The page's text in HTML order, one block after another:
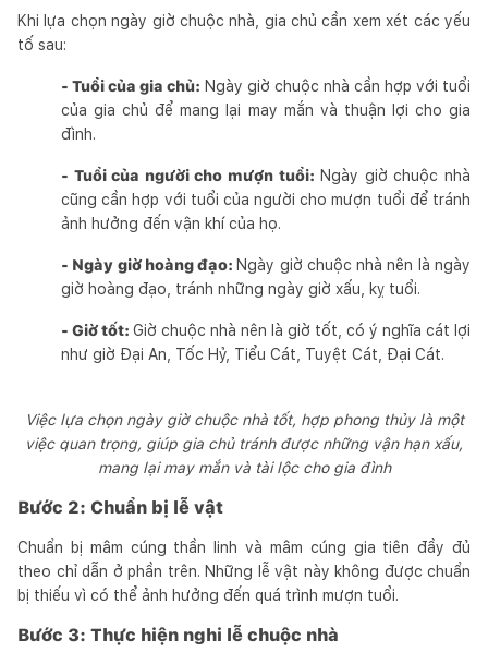
Khi lựa chọn ngày giờ chuộc nhà, gia chủ cần xem xét các yếu
tố sau:
- Tuổi của gia chủ: Ngày giờ chuộc nhà cần hợp với tuổi
của gia chủ để mang lại may mắn và thuận lợi cho gia
đình.
- Tuổi của người cho mượn tuổi: Ngày giờ chuộc nhà
cũng cần hợp với tuổi của người cho mượn tuổi để tránh
ảnh hưởng đến vận khí của họ.
- Ngày giờ hoàng đạo: Ngày giờ chuộc nhà nên là ngày
giờ hoàng đạo, tránh những ngày giờ xấu, kỵ tuổi.
- Giờ tốt: Giờ chuộc nhà nên là giờ tốt, có ý nghĩa cát lợi
như giờ Đại An, Tốc Hỷ, Tiểu Cát, Tuyệt Cát, Đại Cát.
Việc lựa chọn ngày giờ chuộc nhà tốt, hợp phong thủy là một
việc quan trọng, giúp gia chủ tránh được những vận hạn xấu,
mang lại may mắn và tài lộc cho gia đình
Bước 2: Chuẩn bị lễ vật
Chuẩn bị mâm cúng thần linh và mâm cúng gia tiên đầy đủ
theo chỉ dẫn ở phần trên. Những lễ vật này không được chuẩn
bị thiếu vì có thể ảnh hưởng đến quá trình mượn tuổi.
Bước 3: Thực hiện nghi lễ chuộc nhà